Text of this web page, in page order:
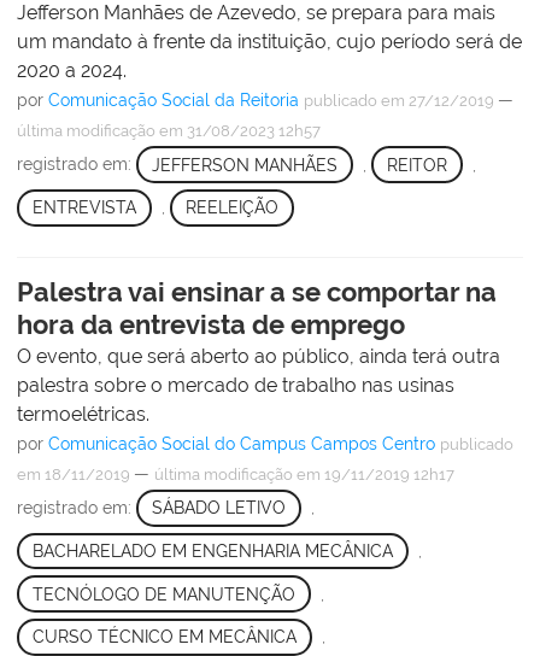
Jefferson Manhães de Azevedo, se prepara para mais
um mandato à frente da instituição, cujo período será de
2020 a 2024.
por Comunicação Social da Reitoria publicado em 27/12/2019 —
última modificação em 31/08/2023 12h57
registrado em: JEFFERSON MANHÃES REITOR
ENTREVISTA , REELEIÇÃO
Palestra vai ensinar a se comportar na
hora da entrevista de emprego
O evento, que será aberto ao público, ainda terá outra
palestra sobre o mercado de trabalho nas usinas
termoelétricas.
por Comunicação Social do Campus Campos Centro publicado
em 18/11/2019 — última modificação em 19/11/2019 12h17
registrado em: SÁBADO LETIVO
BACHARELADO EM ENGENHARIA MECÂNICA
TECNÓLOGO DE MANUTENÇÃO
CURSO TÉCNICO EM MECÂNICA ,